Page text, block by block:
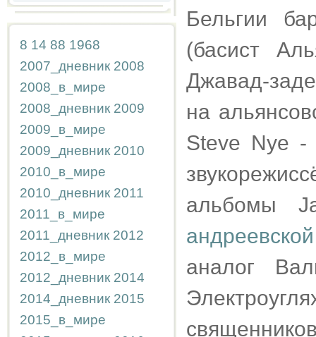
8 14 88 1968
2007_дневник 2008
2008_в_мире
2008_дневник 2009
2009_в_мире
2009_дневник 2010
2010_в_мире
2010_дневник 2011
2011_в_мире
2011_дневник 2012
2012_в_мире
2012_дневник 2014
2014_дневник 2015
2015_в_мире
Бельгии
(басист
Джавад-
на
Steve Nye -
альбомы
андреевской
аналог